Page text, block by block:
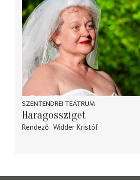
SZENTENDREI TEÁTRUM
Haragossziget
Rendező Widder Kristóf